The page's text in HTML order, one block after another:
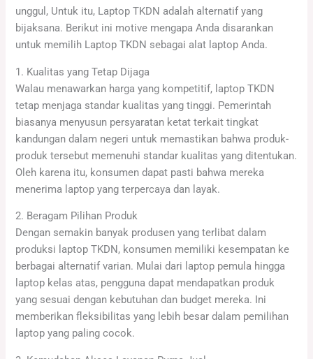
unggul, Untuk itu, Laptop TKDN adalah alternatif yang
bijaksana. Berikut ini motive mengapa Anda disarankan
untuk memilih Laptop TKDN sebagai alat laptop Anda.
1. Kualitas yang Tetap Dijaga
Walau menawarkan harga yang kompetitif, laptop TKDN
tetap menjaga standar kualitas yang tinggi. Pemerintah
biasanya menyusun persyaratan ketat terkait tingkat
kandungan dalam negeri untuk memastikan bahwa produk-
produk tersebut memenuhi standar kualitas yang ditentukan.
Oleh karena itu, konsumen dapat pasti bahwa mereka
menerima laptop yang terpercaya dan layak.
2. Beragam Pilihan Produk
Dengan semakin banyak produsen yang terlibat dalam
produksi laptop TKDN, konsumen memiliki kesempatan ke
berbagai alternatif varian. Mulai dari laptop pemula hingga
laptop kelas atas, pengguna dapat mendapatkan produk
yang sesuai dengan kebutuhan dan budget mereka. Ini
memberikan fleksibilitas yang lebih besar dalam pemilihan
laptop yang paling cocok.